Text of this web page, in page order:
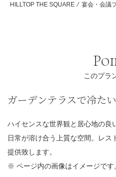
HILLTOP THE SQUARE ⁄ 宴会・会議
このプラ
ガーデンテラスで冷た
ハイセンスな世界観と居心地の良
日常が溶け合う上質な空間。レス
提供致します。
※ ページ内の画像はイメージです